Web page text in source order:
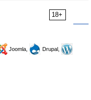
18+
Joomla,
Drupal,